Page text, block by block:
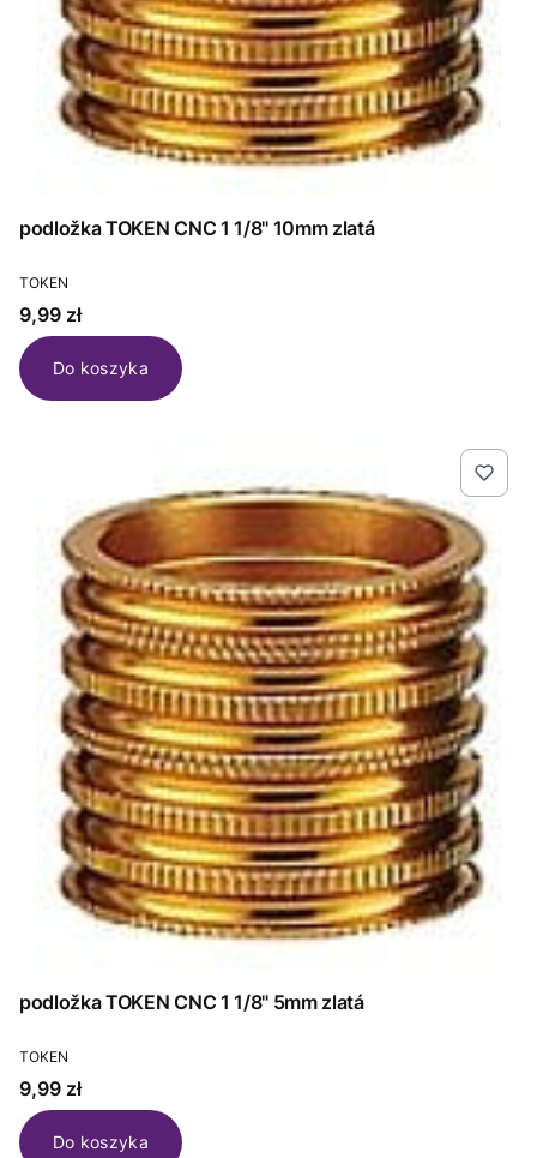
podložka TOKEN CNC 1 1/8" 10mm zlatá
PRODUCENT
TOKEN
Cena
9,99 zł
Do koszyka
podložka TOKEN CNC 1 1/8" 5mm zlatá
PRODUCENT
TOKEN
Cena
9,99 zł
Do koszyka